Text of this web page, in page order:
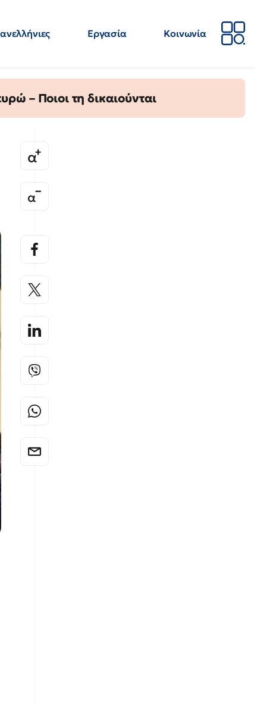
Εργασία
Κοινωνία
– Ποιοι τη δικαιούνται